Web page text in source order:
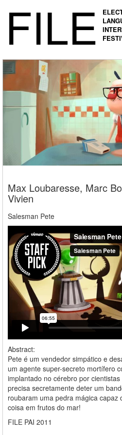
FILE
Max Loubaresse, Marc
Vivien
Salesman Pete
Abstract:
Pete é um vendedor simpático e
um agente super-secreto mortífero
implantado no cérebro por
precisa secretamente deter um
roubaram uma pedra mágica capaz
coisa em frutos do mar!
FILE PAI 2011